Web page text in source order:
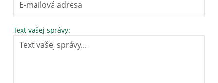
Text vašej správy: